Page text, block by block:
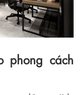
phong cách